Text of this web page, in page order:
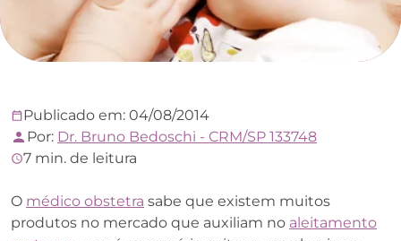
Publicado em: 04/08/2014
Por: Dr. Bruno Bedoschi - CRM/SP 133748
7 min. de leitura
O médico obstetra sabe que existem muitos
produtos no mercado que auxiliam no aleitamento